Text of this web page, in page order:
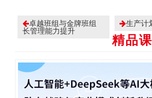
卓越班组与金牌班组
长管理能力提升
生产计
精品